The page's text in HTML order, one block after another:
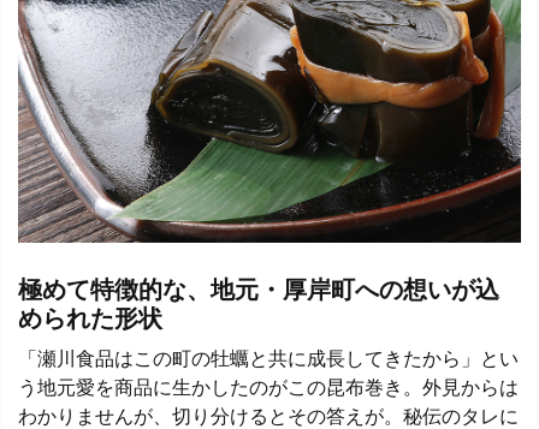
極めて特徴的な、地元・厚岸町への想いが込
められた形状
「瀬川食品はこの町の牡蠣と共に成長してきたから」とい
う地元愛を商品に生かしたのがこの昆布巻き。外見からは
わかりませんが、切り分けるとその答えが。秘伝のタレに